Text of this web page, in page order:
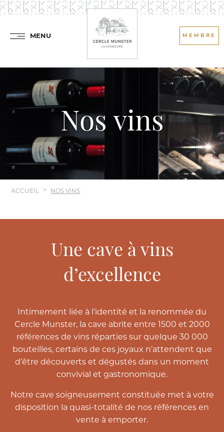
MENU MEMBRE
Nos vins
ACCUEIL NOS VINS
Une cave à vins
d’excellence
Intimement liée à l’identité et la renommée du
Cercle Munster, la cave abrite entre 1500 et 2000
références de vins réparties sur quelque 30 000
bouteilles, certains de ces joyaux n’attendent que
d’être découverts et dégustés dans un moment
convivial et gastronomique.
Notre cave soigneusement constituée met à votre
disposition la quasi-totalité de nos références en
vente à emporter.